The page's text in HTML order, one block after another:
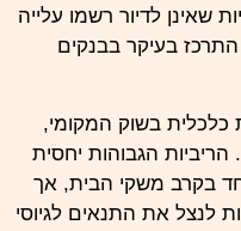
שאינן לדיור רשמו עלייה
התרכז בעיקר בבנקים
כלכלית בשוק המקומי,
הגבוהות יחסית
בקרב משקי הבית, אך
לנצל את התנאים לגיוסי